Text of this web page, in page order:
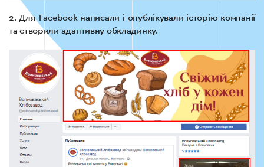
2. Для Facebook написали i опублікували історію компанії
та створили адаптивну обкладинку.